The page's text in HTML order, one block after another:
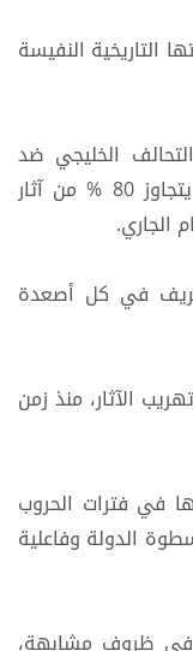
التاريخية النفيسة
الخليجي ضد
اليمن أباد أو بدَّد أو نهب أو هرَّب ما يتجاوز 80 % من آثار
خريف في كل أصعدة
الآثار، منذ زمن
في فترات الحروب
الدولة وفاعلية
ظروف مشابهة،